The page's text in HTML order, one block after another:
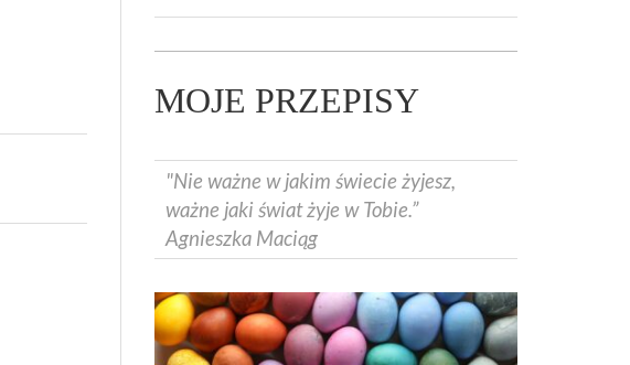
MOJE PRZEPISY
"Nie ważne w jakim świecie żyjesz,
ważne jaki świat żyje w Tobie.”
Agnieszka Maciąg